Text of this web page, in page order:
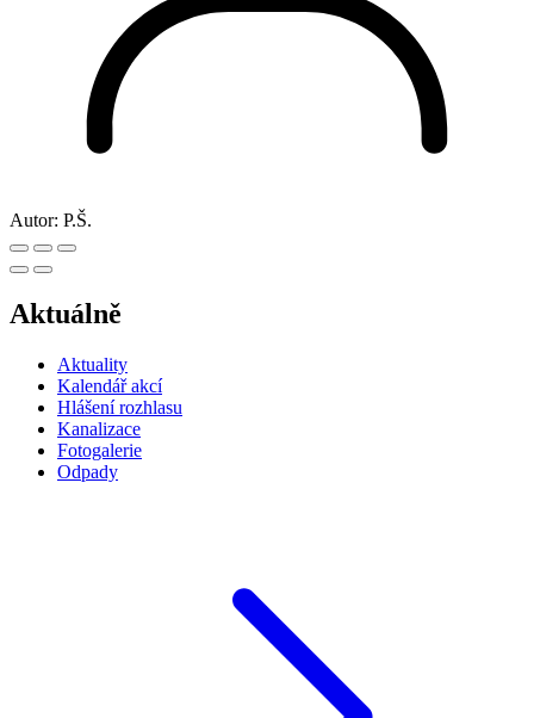
Autor: P.Š.
Aktuálně
Aktuality
Kalendář akcí
Hlášení rozhlasu
Kanalizace
Fotogalerie
Odpady